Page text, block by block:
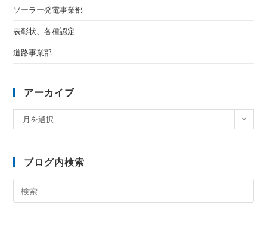
ソーラー発電事業部
表彰状、各種認定
道路事業部
アーカイブ
月を選択
ブログ内検索